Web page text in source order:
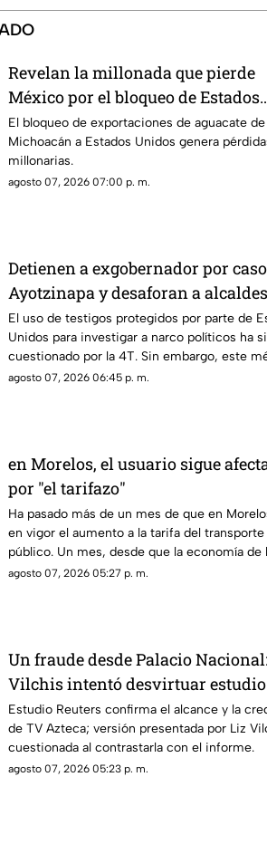
Revelan la millonada que pierde
México por el bloqueo de Estados
Unidos al aguacate de Michoacán
El bloqueo de exportaciones de aguacate de
Michoacán a Estados Unidos genera
millonarias.
agosto 07, 2026 07:00 p. m.
Detienen a exgobernador por caso
Ayotzinapa y desaforan a alcaldes
El uso de testigos protegidos por parte de
Unidos para investigar a narco políticos ha
cuestionado por la 4T. Sin embargo, este
también ha colocado bajo la lupa a
agosto 07, 2026 06:45 p. m.
en Morelos, el usuario sigue
por "el tarifazo"
Ha pasado más de un mes de que en
en vigor el aumento a la tarifa del transporte
público. Un mes, desde que la economía de
morelenses se vio afectada y los ciudadanos
agosto 07, 2026 05:27 p. m.
Un fraude desde Palacio
Vilchis intentó desvirtuar
Reuters sobre la credibilidad de
Azteca
Estudio Reuters confirma el alcance y la
de TV Azteca; versión presentada por Liz
cuestionada al contrastarla con el informe.
agosto 07, 2026 05:23 p. m.